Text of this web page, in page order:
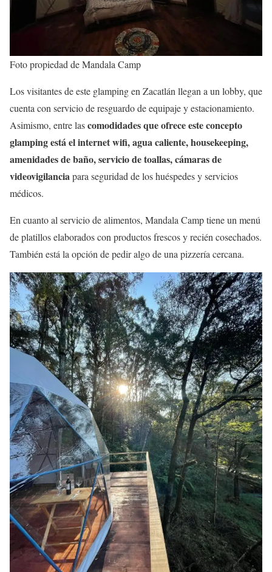
Foto propiedad de Mandala Camp
Los visitantes de este glamping en Zacatlán llegan a un lobby, que
cuenta con servicio de resguardo de equipaje y estacionamiento.
Asimismo, entre lascomodidades que ofrece este concepto
glamping está el internet wifi, agua caliente, housekeeping,
amenidades de baño, servicio de toallas, cámaras de
videovigilanciapara seguridad de los huéspedes y servicios
médicos.
En cuanto al servicio de alimentos, Mandala Camp tiene un menú
de platillos elaborados con productos frescos y recién cosechados.
También está la opción de pedir algo de una pizzería cercana.